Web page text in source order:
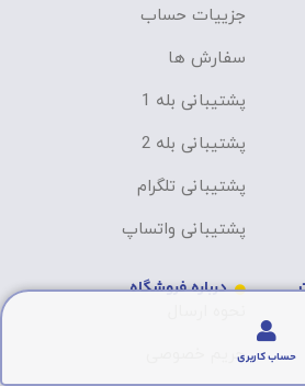
جزییات حساب
سفارش ها
پشتیبانی بله 1
پشتیبانی بله 2
پشتیبانی تلگرام
پشتیبانی واتساپ
درباره فروشگاه
حریم خصوصیحساب کاربری